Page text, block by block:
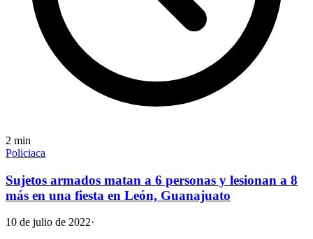
2 min
Policiaca
Sujetos armados matan a 6 personas y lesionan a 8
más en una fiesta en León, Guanajuato
10 de julio de 2022·